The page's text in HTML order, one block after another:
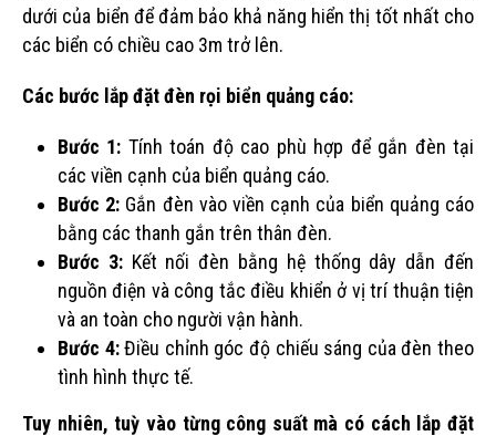
dưới của biển để đảm bảo khả năng hiển thị tốt nhất cho
các biển có chiều cao 3m trở lên.
Các bước lắp đặt đèn rọi biển quảng cáo:
Bước 1: Tính toán độ cao phù hợp để gắn đèn tại
các viền cạnh của biển quảng cáo.
Bước 2: Gắn đèn vào viền cạnh của biển quảng cáo
bằng các thanh gắn trên thân đèn.
Bước 3:Kết nối đèn bằng hệ thống dây dẫn đến
nguồn điện và công tắc điều khiển ở vị trí thuận tiện
và an toàn cho người vận hành.
Bước 4:Điều chỉnh góc độ chiếu sáng của đèn theo
tình hình thực tế.
Tuy nhiên, tuỳ vào từng công suất mà có cách lắp đặt